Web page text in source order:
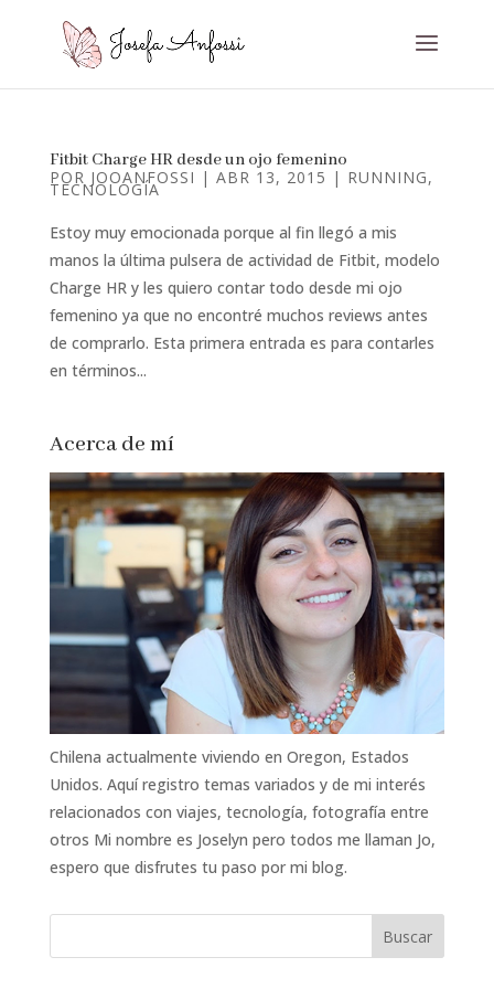
Fitbit Charge HR desde un ojo femenino
POR JOOANFOSSI | ABR 13, 2015 | RUNNING,
TECNOLOGÍA
Estoy muy emocionada porque al fin llegó a mis
manos la última pulsera de actividad de Fitbit, modelo
Charge HR y les quiero contar todo desde mi ojo
femenino ya que no encontré muchos reviews antes
de comprarlo. Esta primera entrada es para contarles
en términos...
Acerca de mí
Chilena actualmente viviendo en Oregon, Estados
Unidos. Aquí registro temas variados y de mi interés
relacionados con viajes, tecnología, fotografía entre
otros Mi nombre es Joselyn pero todos me llaman Jo,
espero que disfrutes tu paso por mi blog.